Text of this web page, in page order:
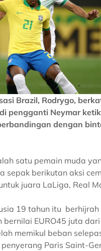
Brazil, Rodrygo,
pengganti Neymar
dengan
satu pemain muda
sepak berikutan aksi
juara LaLiga, Real
19 tahun itu berhijrah
EURO45 juta dari
memikul beban
Paris Saint-